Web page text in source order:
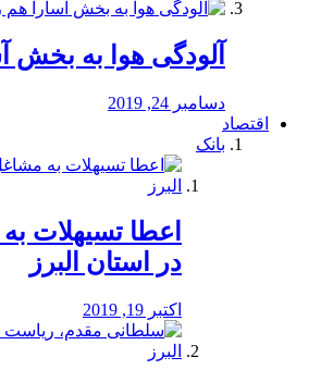
آلودگی هوا به
دسامبر 24, 2019
اقتصاد
بانک
️اعطا تسیهلات
در استان البرز
اکتبر 19, 2019